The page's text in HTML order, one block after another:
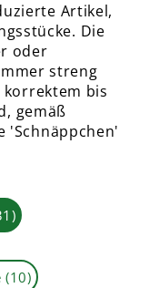
Artikel,
Die
oder
streng
bis
gemäß
'Schnäppchen'
(10)